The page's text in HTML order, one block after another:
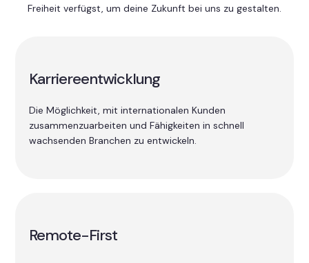
Freiheit verfügst, um deine Zukunft bei uns zu gestalten.
Karriereentwicklung
Die Möglichkeit, mit internationalen Kunden
zusammenzuarbeiten und Fähigkeiten in schnell
wachsenden Branchen zu entwickeln.
Remote-First